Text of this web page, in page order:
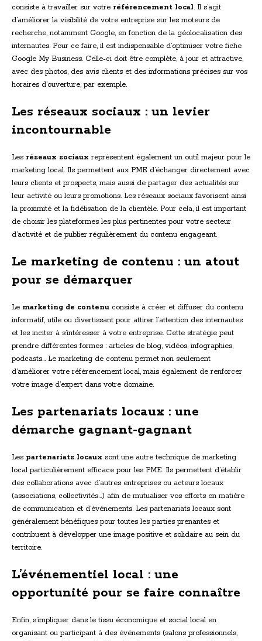
consiste à travailler sur votre référencement local. Il s’agit
d’améliorer la visibilité de votre entreprise sur les moteurs de
recherche, notamment Google, en fonction de la géolocalisation des
internautes. Pour ce faire, il est indispensable d’optimiser votre fiche
Google My Business. Celle-ci doit être complète, à jour et attractive,
avec des photos, des avis clients et des informations précises sur vos
horaires d’ouverture, par exemple.
Les réseaux sociaux : un levier
incontournable
Les réseaux sociaux représentent également un outil majeur pour le
marketing local. Ils permettent aux PME d’échanger directement avec
leurs clients et prospects, mais aussi de partager des actualités sur
leur activité ou leurs promotions. Les réseaux sociaux favorisent ainsi
la proximité et la fidélisation de la clientèle. Pour cela, il est important
de choisir les plateformes les plus pertinentes pour votre secteur
d’activité et de publier régulièrement du contenu engageant.
Le marketing de contenu : un atout
pour se démarquer
Le marketing de contenu consiste à créer et diffuser du contenu
informatif, utile ou divertissant pour attirer l’attention des internautes
et les inciter à s’intéresser à votre entreprise. Cette stratégie peut
prendre différentes formes : articles de blog, vidéos, infographies,
podcasts… Le marketing de contenu permet non seulement
d’améliorer votre référencement local, mais également de renforcer
votre image d’expert dans votre domaine.
Les partenariats locaux : une
démarche gagnant-gagnant
Les partenariats locaux sont une autre technique de marketing
local particulièrement efficace pour les PME. Ils permettent d’établir
des collaborations avec d’autres entreprises ou acteurs locaux
(associations, collectivités…) afin de mutualiser vos efforts en matière
de communication et d’événements. Les partenariats locaux sont
généralement bénéfiques pour toutes les parties prenantes et
contribuent à développer une image positive et solidaire au sein du
territoire.
L’événementiel local : une
opportunité pour se faire connaître
Enfin, s’impliquer dans le tissu économique et social local en
organisant ou participant à des événements (salons professionnels,